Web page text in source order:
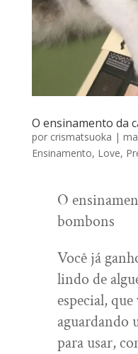
O ensinamento da
por crismatsuoka |
Ensinamento, Love,
O
bombons
Você já
lindo de
especial,
aguardando
para usar,